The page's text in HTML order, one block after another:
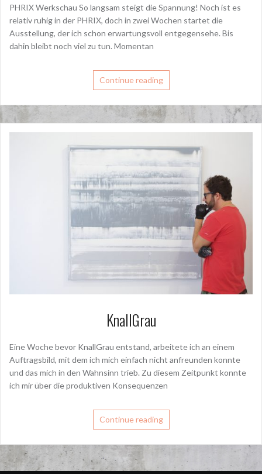
PHRIX Werkschau So langsam steigt die Spannung! Noch ist es
relativ ruhig in der PHRIX, doch in zwei Wochen startet die
Ausstellung, der ich schon erwartungsvoll entgegensehe. Bis
dahin bleibt noch viel zu tun. Momentan
Continue reading
KnallGrau
Eine Woche bevor KnallGrau entstand, arbeitete ich an einem
Auftragsbild, mit dem ich mich einfach nicht anfreunden konnte
und das mich in den Wahnsinn trieb. Zu diesem Zeitpunkt konnte
ich mir über die produktiven Konsequenzen
Continue reading